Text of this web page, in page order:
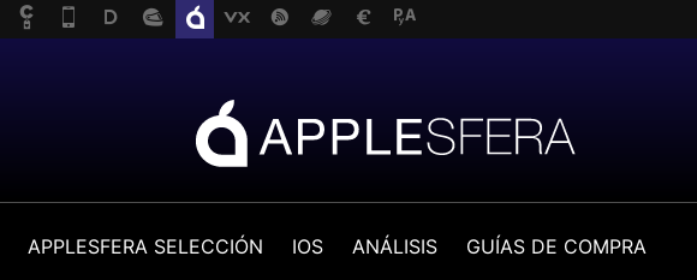
APPLESFERA SELECCIÓN IOS ANÁLISIS GUÍAS DE COMPRA